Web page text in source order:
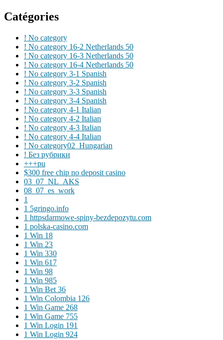
Catégories
! No category
! No category 16-2 Netherlands 50
! No category 16-3 Netherlands 50
! No category 16-4 Netherlands 50
! No category 3-1 Spanish
! No category 3-2 Spanish
! No category 3-3 Spanish
! No category 3-4 Spanish
! No category 4-1 Italian
! No category 4-2 Italian
! No category 4-3 Italian
! No category 4-4 Italian
! No category02_Hungarian
! Без рубрики
+++pu
$300 free chip no deposit casino
03_07_NL_AKS
08_07_es_work
1
1 5gringo.info
1 httpsdarmowe-spiny-bezdepozytu.com
1 polska-casino.com
1 Win 18
1 Win 23
1 Win 330
1 Win 617
1 Win 98
1 Win 985
1 Win Bet 36
1 Win Colombia 126
1 Win Game 268
1 Win Game 755
1 Win Login 191
1 Win Login 924